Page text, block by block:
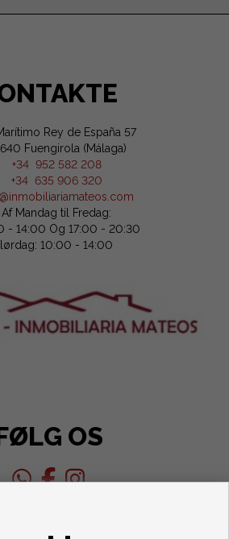
Rey de España 57
Fuengirola (Málaga)
+34 952 582 208
+34 635 906 320
Af Mandag til Fredag:
- 14:00 Og 17:00 - 20:30
lørdag: 10:00 - 14:00
OS